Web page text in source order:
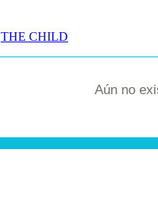
THE CHILD
Aún no